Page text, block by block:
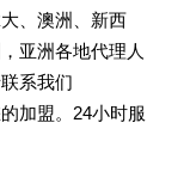
、澳洲、新西
亚洲各地代理人
系我们
加盟。24小时服